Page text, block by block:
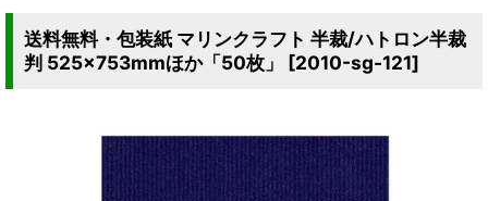
送料無料・包装紙 マリンクラフト 半裁/ハトロン半裁
判 525×753mmほか「50枚」
[2010-sg-121]